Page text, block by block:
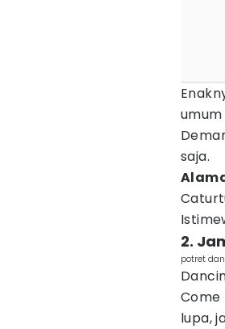
umum
saja.
2.
potret
Come
lupa,